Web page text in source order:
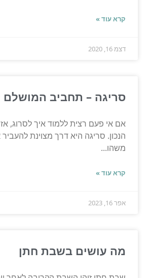
קרא עוד »
דצמ 16, 2020
סריגה – תחביב המושלם
אם אי פעם רצית ללמוד איך לסרוג,
הנכון. סריגה היא דרך מצוינת
משהו...
קרא עוד »
אפר 16, 2023
מה עושים בשבת חתן